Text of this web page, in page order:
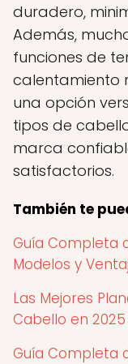
duradero,
Además,
funciones de
calentamiento
una opción
tipos de
marca
satisfactorios.
También te
Guía Completa
Modelos y
Las Mejores
Cabello en 2025
Guía Completa